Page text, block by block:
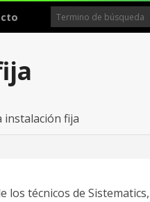
instalación fija
los técnicos de